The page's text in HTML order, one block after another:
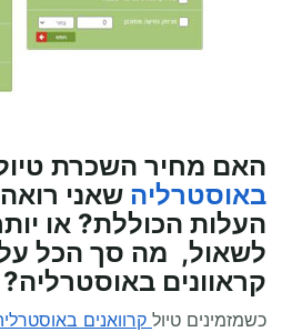
האם מחיר השכרת
באוסטרליה שאני
העלות הכוללת? או
לשאול, מה סך הכל
קראוונים באוסטרליה?
כשמזמינים טיול קרוואנים